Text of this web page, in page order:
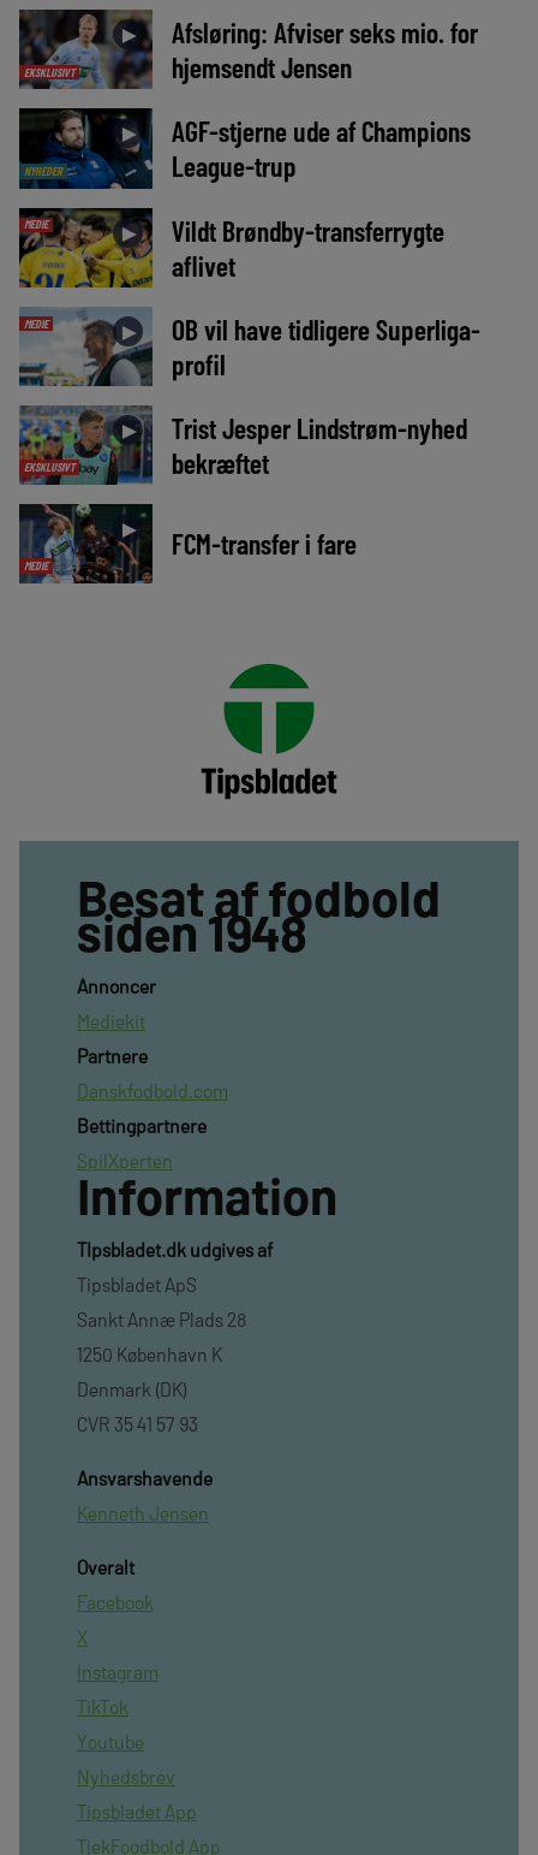
EKSKLUSIVT
►
Afsløring: Afviser seks mio. for
hjemsendt Jensen
NYHEDER
►
AGF-stjerne ude af Champions
League-trup
MEDIE ►
Vildt Brøndby-transferrygte
aflivet
MEDIE ►
OB vil have tidligere Superliga-
profil
EKSKLUSIVT
►
Trist Jesper Lindstrøm-nyhed
bekræftet
MEDIE
► FCM-transfer i fare
Besat af fodbold
siden 1948
Annoncer
Mediekit
Partnere
Danskfodbold.com
Bettingpartnere
SpilXperten
Information
TIpsbladet.dk udgives af
Tipsbladet ApS
Sankt Annæ Plads 28
1250 København K
Denmark (DK)
CVR 35 41 57 93
Ansvarshavende
Kenneth Jensen
Overalt
Facebook
X
Instagram
TikTok
Youtube
Nyhedsbrev
Tipsbladet App
TjekFoodbold App